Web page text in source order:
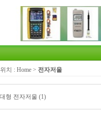
치 : Home > 전자저울
형 전자저울 (1)